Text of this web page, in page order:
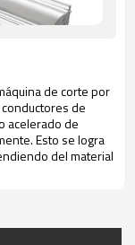
de corte por
de
acelerado de
Esto se logra
del material